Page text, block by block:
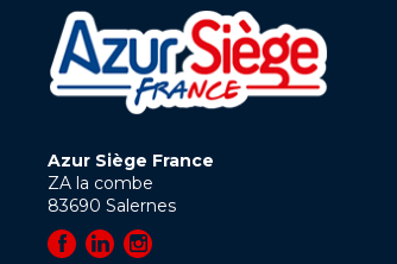
Azur Siège France
ZA la combe
83690 Salernes